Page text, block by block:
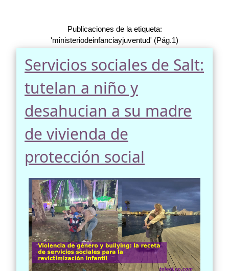
Publicaciones de la etiqueta:
'ministeriodeinfanciayjuventud' (Pág.1)
Servicios sociales de Salt:
tutelan a niño y
desahucian a su madre
de vivienda de
protección social